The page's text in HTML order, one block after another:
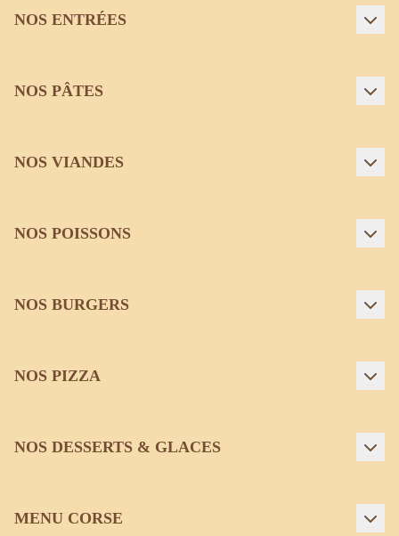
NOS ENTRÉES
NOS PÂTES
NOS VIANDES
NOS POISSONS
NOS BURGERS
NOS PIZZA
NOS DESSERTS & GLACES
MENU CORSE